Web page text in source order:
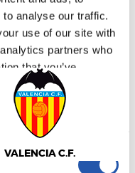
analyse our traffic.
use of our site with
partners who
that you’ve
from your use
VALENCIA C.F.